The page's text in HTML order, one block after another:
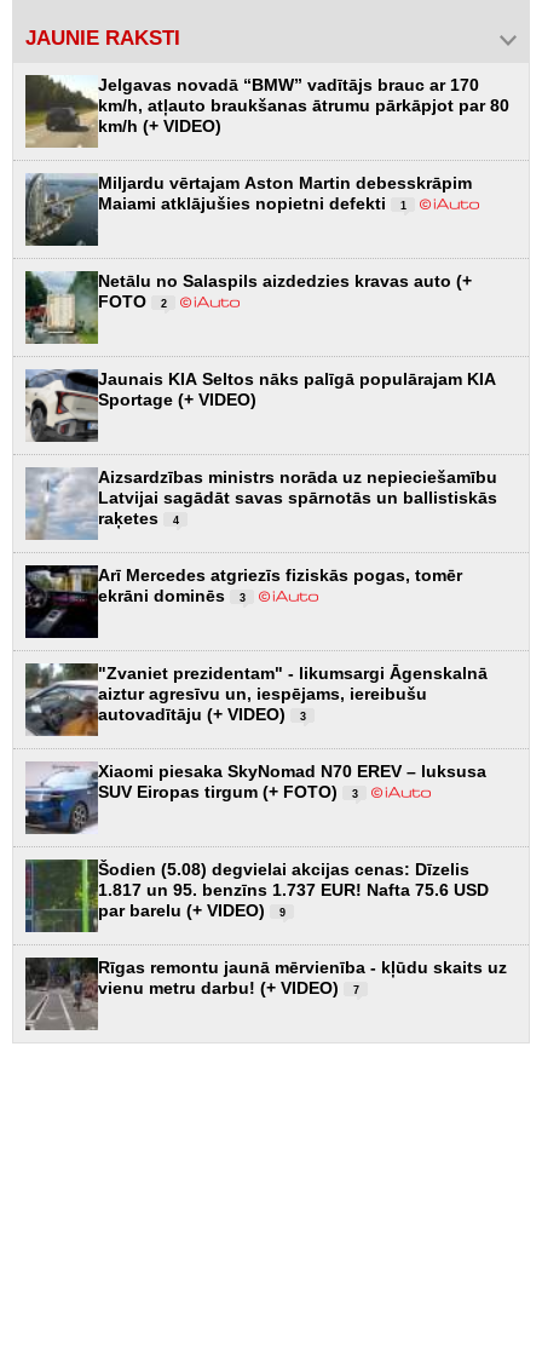
JAUNIE RAKSTI
Jelgavas novadā “BMW” vadītājs brauc ar 170
km/h, atļauto braukšanas ātrumu pārkāpjot par 80
km/h (+ VIDEO)
Miljardu vērtajam Aston Martin debesskrāpim
Maiami atklājušies nopietni defekti
1
Netālu no Salaspils aizdedzies kravas auto (+
FOTO
2
Jaunais KIA Seltos nāks palīgā populārajam KIA
Sportage (+ VIDEO)
Aizsardzības ministrs norāda uz nepieciešamību
Latvijai sagādāt savas spārnotās un ballistiskās
raķetes
4
Arī Mercedes atgriezīs fiziskās pogas, tomēr
ekrāni dominēs
3
"Zvaniet prezidentam" - likumsargi Āgenskalnā
aiztur agresīvu un, iespējams, iereibušu
autovadītāju (+ VIDEO)
3
Xiaomi piesaka SkyNomad N70 EREV – luksusa
SUV Eiropas tirgum (+ FOTO)
3
Šodien (5.08) degvielai akcijas cenas: Dīzelis
1.817 un 95. benzīns 1.737 EUR! Nafta 75.6 USD
par barelu (+ VIDEO)
9
Rīgas remontu jaunā mērvienība - kļūdu skaits uz
vienu metru darbu! (+ VIDEO)
7